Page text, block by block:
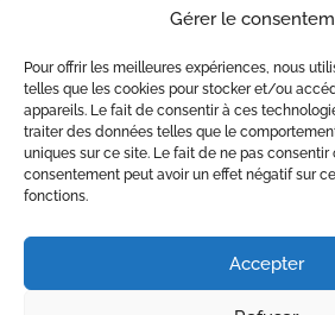
Gérer le
Pour offrir les meilleures expériences, nous
telles que les cookies pour stocker et/ou
appareils. Le fait de consentir à ces
traiter des données telles que le
uniques sur ce site. Le fait de ne pas consentir
consentement peut avoir un effet négatif sur
fonctions.
Accepter
décembre 2021
Catégories
Lettre d'informations